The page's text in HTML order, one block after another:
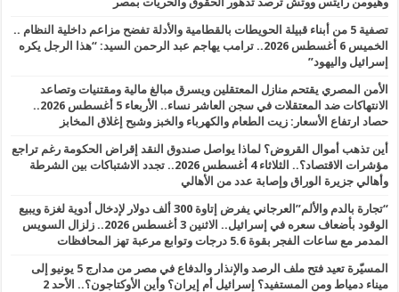
تصفية 5 من أبناء قبيلة الحويطات بالقطامية والأدلة تفضح مزاعم داخلية النظام ..
الخميس 6 أغسطس 2026.. ترامب يهاجم عبد الرحمن السيد: “هذا الرجل يكره
إسرائيل واليهود”
الأمن المصري يقتحم منازل المعتقلين ويسرق مبالغ مالية ومقتنيات وتصاعد
الانتهاكات ضد المعتقلات في سجن العاشر نساء.. الأربعاء 5 أغسطس 2026..
حصاد ارتفاع الأسعار: زيت الطعام والكهرباء والخبز وشبح إغلاق المخابز
أين تذهب أموال القروض؟ لماذا يواصل صندوق النقد إقراض الحكومة رغم تراجع
مؤشرات الاقتصاد؟.. الثلاثاء 4 أغسطس 2026.. تجدد الاشتباكات بين الشرطة
وأهالي جزيرة الوراق وإصابة عدد من الأهالي
“تجارة بالدم والألم”العرجاني يفرض إتاوة 300 ألف دولار لإدخال أدوية لغزة ويبيع
الوقود بأضعاف سعره في إسرائيل.. الاثنين 3 أغسطس 2026.. زلزال السويس
المدمر مع ساعات الفجر بقوة 5.6 درجات وتوابع مرعبة تهز المحافظات
المسيّرة تعيد فتح ملف الرصد والإنذار والدفاع في مصر من مدارج 5 يونيو إلى
ميناء دمياط ومن المستفيد؟ إسرائيل أم إيران؟ وأين الأوكتاجون؟.. الأحد 2